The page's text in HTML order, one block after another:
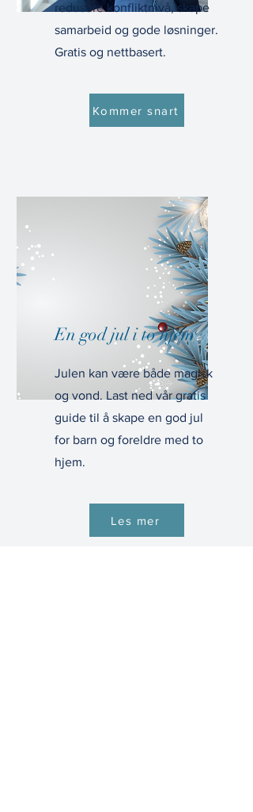
redusere konfliktnivå, skape
samarbeid og gode løsninger.
Gratis og nettbasert.
Kommer snart
En god jul i to hjem
Julen kan være både magisk
og vond. Last ned vår gratis
guide til å skape en god jul
for barn og foreldre med to
hjem.
Les mer